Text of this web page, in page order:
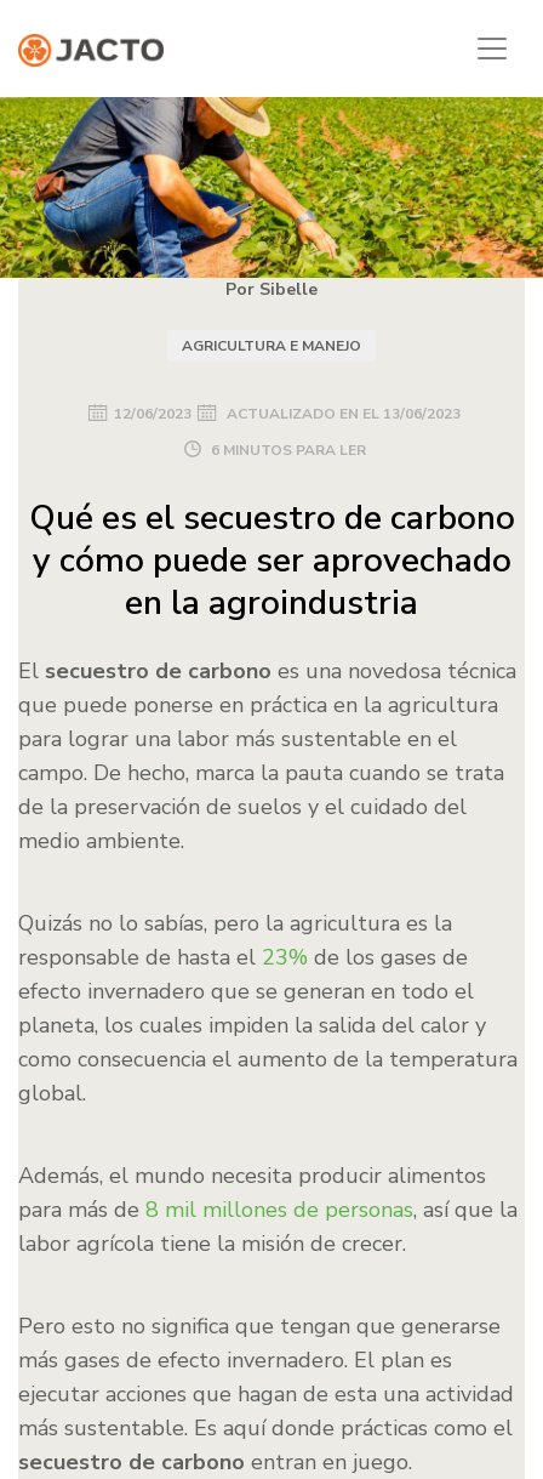
Por Sibelle
AGRICULTURA E MANEJO
12/06/2023 ACTUALIZADO EN EL 13/06/2023
6 MINUTOS PARA LER
Qué es el secuestro de carbono
y cómo puede ser aprovechado
en la agroindustria
El secuestro de carbono es una novedosa técnica
que puede ponerse en práctica en la agricultura
para lograr una labor más sustentable en el
campo. De hecho, marca la pauta cuando se trata
de la preservación de suelos y el cuidado del
medio ambiente.
Quizás no lo sabías, pero la agricultura es la
responsable de hasta el 23% de los gases de
efecto invernadero que se generan en todo el
planeta, los cuales impiden la salida del calor y
como consecuencia el aumento de la temperatura
global.
Además, el mundo necesita producir alimentos
para más de 8 mil millones de personas, así que la
labor agrícola tiene la misión de crecer.
Pero esto no significa que tengan que generarse
más gases de efecto invernadero. El plan es
ejecutar acciones que hagan de esta una actividad
más sustentable. Es aquí donde prácticas como el
secuestro de carbono entran en juego.